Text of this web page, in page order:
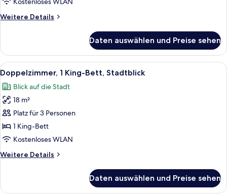
1 King-
Weitere Details
Weitere
Doppel-
oder
-
Zweibettzimmer,
1 King-
Bett
Daten auswählen und Preise sehen
Alle
Fotos
für
Doppelzimmer,
1 King-
Bett,
Stadtblick
Ein modernes Hotelzimmer mit
8
Doppelzimmer, 1 King-Bett, Stadtblick
Blick auf die Stadt
18 m²
Platz für 3 Personen
1 King-Bett
Kostenloses WLAN
Weitere Details
Weitere
1 King-
Daten auswählen und Preise sehen